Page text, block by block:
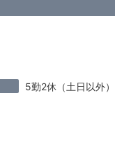
5勤2休（土日以外）